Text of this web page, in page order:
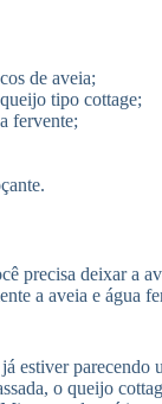
de aveia;
tipo cottage;
fervente;
precisa deixar a
a aveia e água
estiver parecendo
o queijo